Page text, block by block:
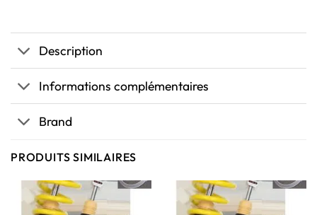
Description
Informations complémentaires
Brand
PRODUITS SIMILAIRES